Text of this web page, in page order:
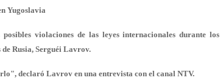
Yugoslavia
violaciones de las leyes internacionales durante los
Rusia, Serguéi Lavrov.
declaró Lavrov en una entrevista con el canal NTV.